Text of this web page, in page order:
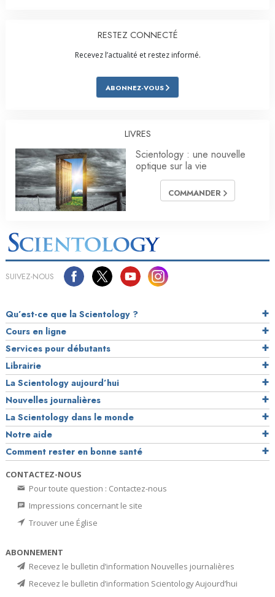
RESTEZ CONNECTÉ
Recevez l’actualité et restez informé.
ABONNEZ-VOUS
LIVRES
Scientology : une nouvelle
optique sur la vie
COMMANDER
SUIVEZ-NOUS
Qu’est-ce que la Scientology ?
Cours en ligne
Services pour débutants
Librairie
La Scientology aujourd’hui
Nouvelles journalières
La Scientology dans le monde
Notre aide
Comment rester en bonne santé
CONTACTEZ-NOUS
Pour toute question : Contactez-nous
Impressions concernant le site
Trouver une Église
ABONNEMENT
Recevez le bulletin d’information Nouvelles journalières
Recevez le bulletin d’information Scientology Aujourd’hui